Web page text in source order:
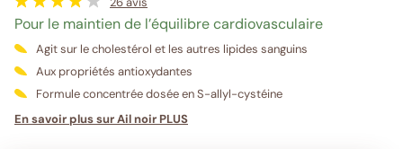
Pour le maintien de l’équilibre cardiovasculaire
Agit sur le cholestérol et les autres lipides sanguins
Aux propriétés antioxydantes
Formule concentrée dosée en S-allyl-cystéine
En savoir plus sur Ail noir PLUS